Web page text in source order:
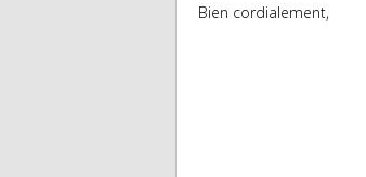
Bien cordialement,